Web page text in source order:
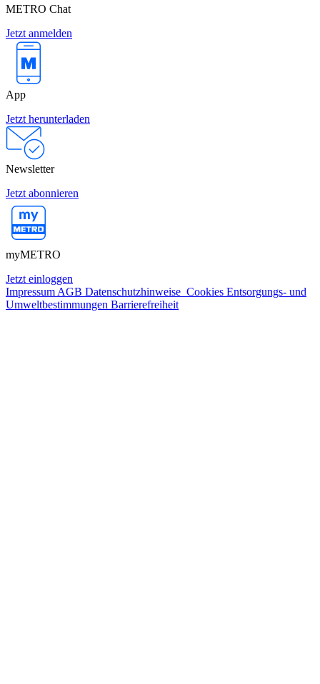
METRO Chat
Jetzt anmelden
App
Jetzt herunterladen
Newsletter
Jetzt abonnieren
myMETRO
Jetzt einloggen
Impressum AGB Datenschutzhinweise Cookies Entsorgungs- und
Umweltbestimmungen Barrierefreiheit